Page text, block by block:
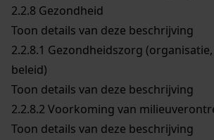
2.2.8 Gezondheid
Toon details van deze beschrijving
2.2.8.1 Gezondheidszorg
beleid)
Toon details van deze beschrijving
2.2.8.2 Voorkoming van
Toon details van deze beschrijving